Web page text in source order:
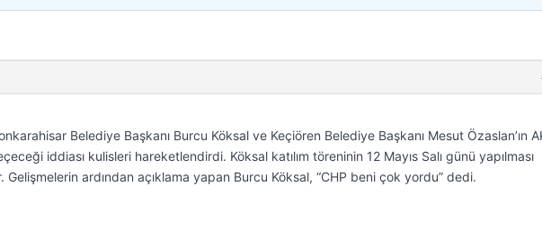
Belediye Başkanı Burcu Köksal ve Keçiören Belediye Başkanı Mesut Özaslan’ın
iddiası kulisleri hareketlendirdi. Köksal katılım töreninin 12 Mayıs Salı günü yapılması
Gelişmelerin ardından açıklama yapan Burcu Köksal, “CHP beni çok yordu” dedi.